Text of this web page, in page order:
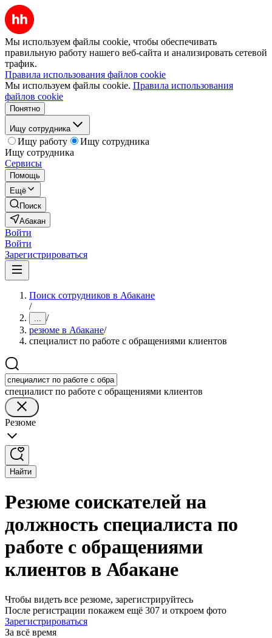
Мы используем файлы cookie, чтобы обеспечивать
правильную работу нашего веб-сайта и анализировать сетевой
трафик.
Правила использования файлов cookie
Мы используем файлы cookie. Правила использования
файлов cookie
Понятно
Ищу сотрудника
Ищу работу
Ищу сотрудника
Ищу сотрудника
Сервисы
Помощь
Ещё
Поиск
Абакан
Войти
Войти
Зарегистрироваться
Поиск сотрудников в Абакане
/
... /
резюме в Абакане/
специалист по работе с обращениями клиентов
специалист по работе с обращениями клиентов
Резюме
Найти
Резюме соискателей на
должность специалиста по
работе с обращениями
клиентов в Абакане
Чтобы видеть все резюме, зарегистрируйтесь
После регистрации покажем ещё 307 и откроем фото
Зарегистрироваться
За всё время